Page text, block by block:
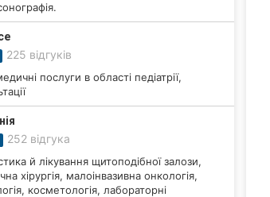
225 відгуків
послуги в області педіатрії,
252 відгука
й лікування щитоподібної залози,
хірургія, малоінвазивна онкологія,
косметологія, лабораторні